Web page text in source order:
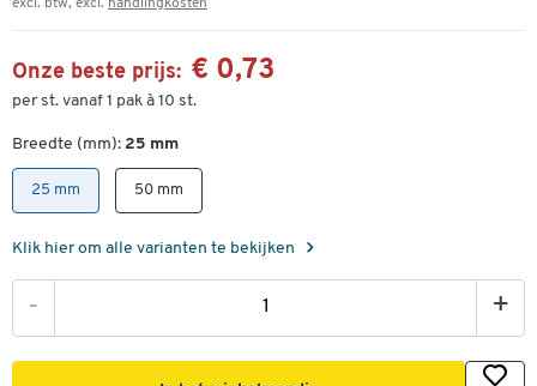
excl. btw, excl. handlingkosten
Onze beste prijs: € 0,73
per st. vanaf 1 pak à 10 st.
Breedte (mm): 25 mm
25 mm 50 mm
Klik hier om alle varianten te bekijken
- +